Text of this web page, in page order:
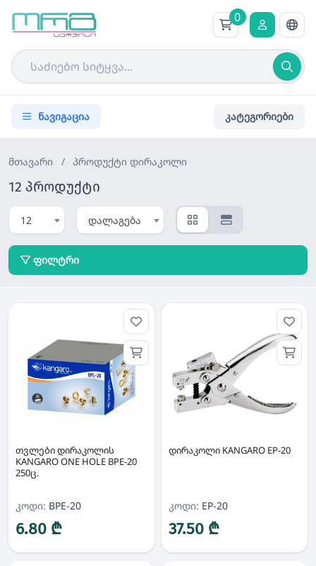
0
ნავიგაცია კატეგორიები
მთავარი / პროდუქტი დირაკოლი
12 პროდუქტი
12 დალაგება
ფილტრი
თვლები დირაკოლის
KANGARO ONE HOLE BPE-20
250ც.
კოდი: BPE-20
6.80 ₾
დირაკოლი KANGARO EP-20
კოდი: EP-20
37.50 ₾